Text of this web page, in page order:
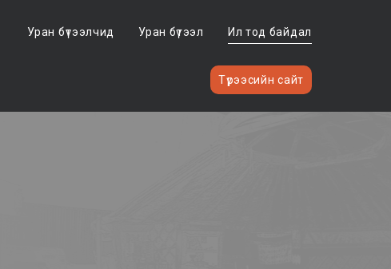
Уран бүтээлчид Уран бүтээл Ил тод байдал
Түрээсийн сайт